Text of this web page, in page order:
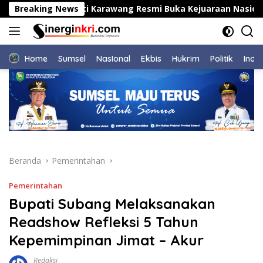
Langsung
ke
konten
Breaking News
Bupati Karawang Resmi Buka Kejuaraan Nasional
Home Sumsel NasIonal Ekbis Hukrim Politik
Beranda Pemerintahan
Pemerintahan
Bupati Subang Melaksanakan
Readshow Refleksi 5 Tahun
Kepemimpinan Jimat – Akur
Redaksi